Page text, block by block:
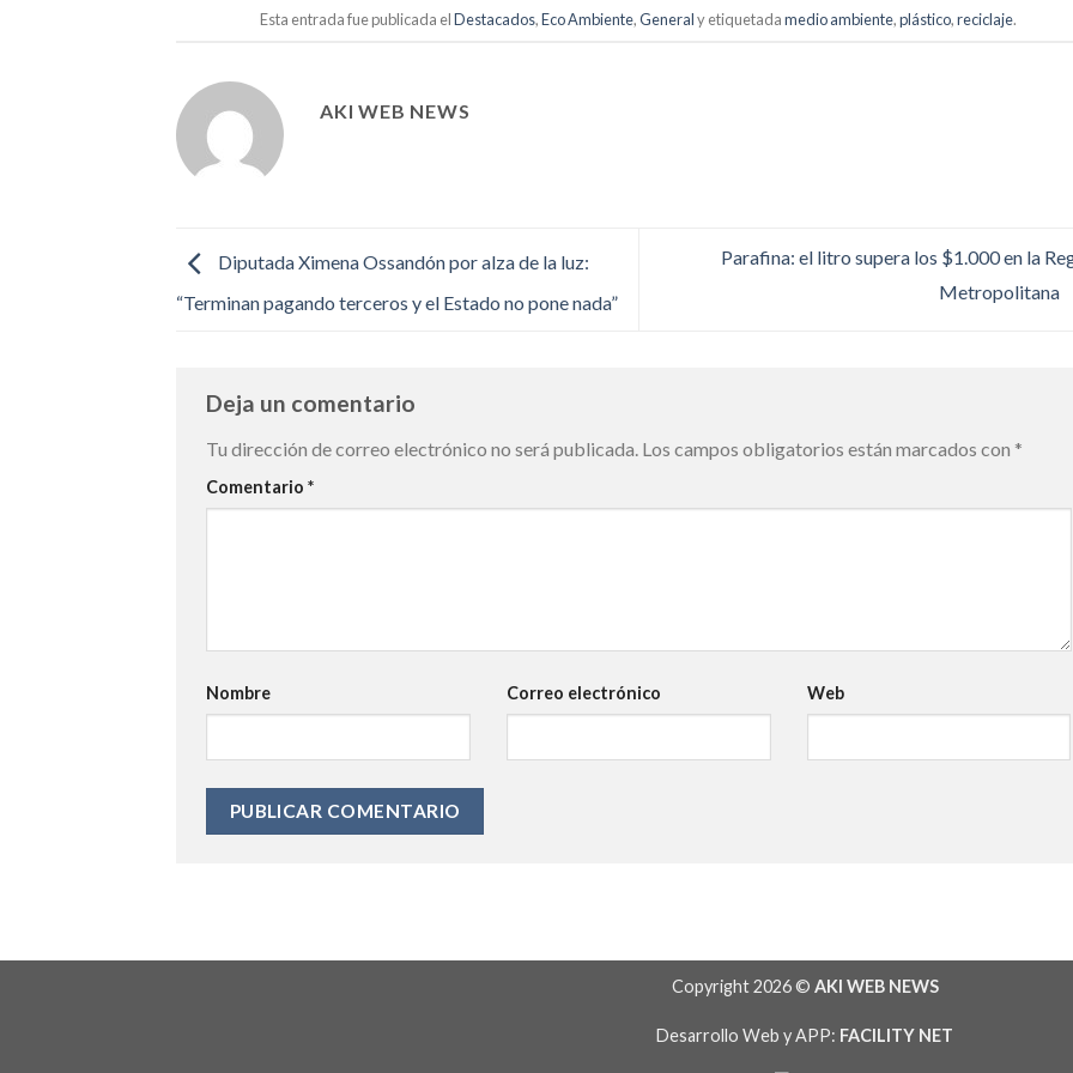
Esta entrada fue publicada elDestacados,Eco Ambiente,Generaly etiquetadamedio ambiente,plástico,reciclaje.
AKI WEB NEWS
Diputada Ximena Ossandón por alza de la luz:
“Terminan pagando terceros y el Estado no pone nada”
Parafina: el litro supera los $1.000 en la
Metropolitana
Deja un comentario
Tu dirección de correo electrónico no será publicada. Los campos obligatorios están marcados con *
Comentario *
Nombre Correo electrónico Web
Copyright 2026 © AKI WEB NEWS
Desarrollo Web y APP: FACILITY NET